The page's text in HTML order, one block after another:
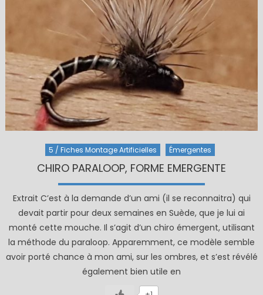
5 / Fiches Montage Artificielles Émergentes
CHIRO PARALOOP, FORME EMERGENTE
Extrait C’est à la demande d’un ami (il se reconnaitra) qui
devait partir pour deux semaines en Suède, que je lui ai
monté cette mouche. Il s’agit d’un chiro émergent, utilisant
la méthode du paraloop. Apparemment, ce modèle semble
avoir porté chance à mon ami, sur les ombres, et s’est révélé
également bien utile en